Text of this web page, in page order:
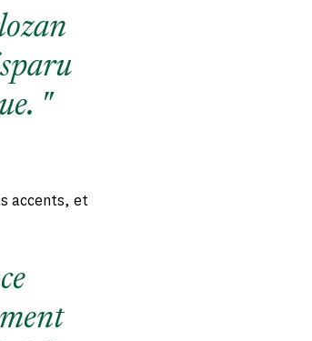
accents, et